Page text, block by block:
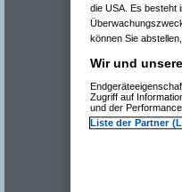
die USA. Es besteht
können Sie
Wir und
Zugriff auf
und der
Liste der Partner